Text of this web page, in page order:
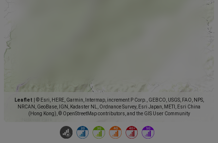
Leaflet
© Esri, HERE, Garmin, Intermap, increment P Corp., GEBCO, USGS, FAO, NPS,
NRCAN, GeoBase, IGN, Kadaster NL, Ordnance Survey, Esri Japan, METI, Esri China
(Hong Kong), © OpenStreetMap contributors, and the GIS User Community